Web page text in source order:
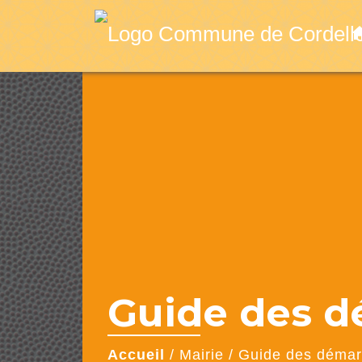
Guide des
Accueil / Mairie / Guide des